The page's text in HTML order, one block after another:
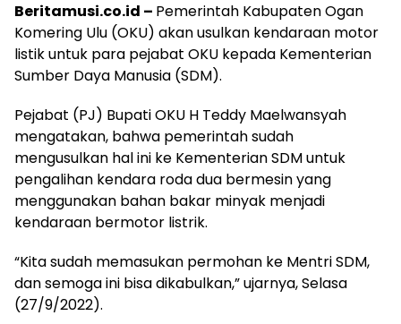
Beritamusi.co.id – Pemerintah Kabupaten Ogan
Komering Ulu (OKU) akan usulkan kendaraan motor
listik untuk para pejabat OKU kepada Kementerian
Sumber Daya Manusia (SDM).
Pejabat (PJ) Bupati OKU H Teddy Maelwansyah
mengatakan, bahwa pemerintah sudah
mengusulkan hal ini ke Kementerian SDM untuk
pengalihan kendara roda dua bermesin yang
menggunakan bahan bakar minyak menjadi
kendaraan bermotor listrik.
“Kita sudah memasukan permohan ke Mentri SDM,
dan semoga ini bisa dikabulkan,” ujarnya, Selasa
(27/9/2022).